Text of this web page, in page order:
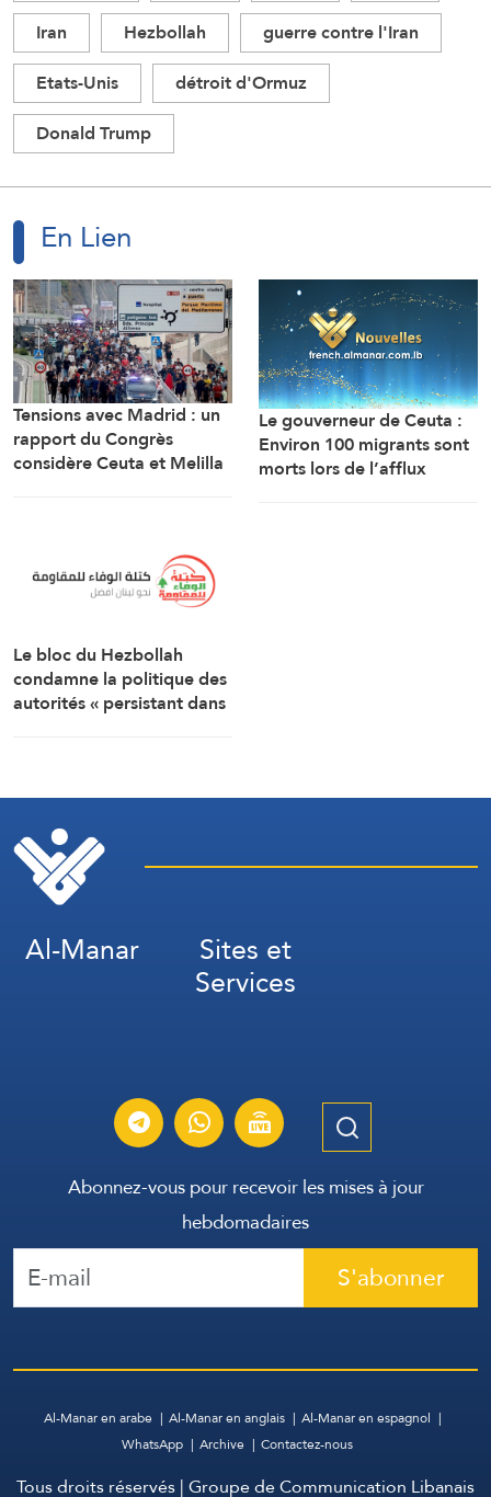
Iran
Hezbollah
guerre contre l'Iran
Etats-Unis
détroit d'Ormuz
Donald Trump
En Lien
Tensions avec Madrid : un
rapport du Congrès
considère Ceuta et Melilla
Le gouverneur de Ceuta :
Environ 100 migrants sont
morts lors de l’afflux
Le bloc du Hezbollah
condamne la politique des
autorités « persistant dans
Al-Manar Sites et
Services
Abonnez-vous pour recevoir les mises à jour
hebdomadaires
S'abonner
Al-Manar en arabe Al-Manar en anglais
Al-Manar en espagnol
WhatsApp
Archive Contactez-nous
Tous droits réservés | Groupe de Communication Libanais